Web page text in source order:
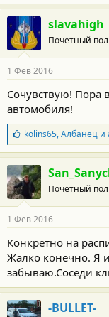
slavahigh
Почетный
1 Фев 2016
Сочувствую! Пора
автомобиля!
Б
л
а
г
о
а
н
с
т
и
kolins65,Албанеци
Почетный
1 Фев 2016
Конкретно на
Жалко конечно. Я
забываю.Соседи
-BULLET-